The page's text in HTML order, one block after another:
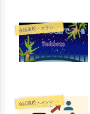
会話表現・スラング・ことわざ
会話表現・スラング・ことわざ